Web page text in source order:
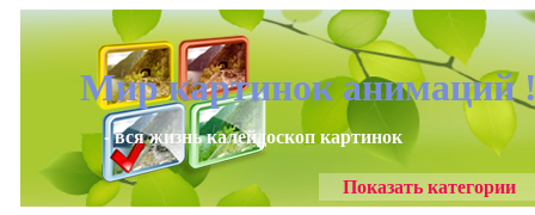
Мир картинок анимаций
- вся жизнь калейдоскоп картинок
Показать категории